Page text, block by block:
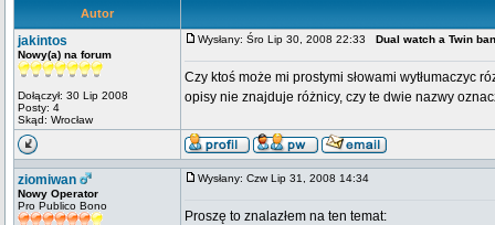
Autor
jakintos
Nowy(a) na forum
Dołączył: 30 Lip 2008
Posty: 4
Skąd: Wrocław
Wysłany: Śro Lip 30, 2008 22:33 Dual watch a Twin
Czy ktoś może mi prostymi słowami wytłumaczyc
opisy nie znajduje różnicy, czy te dwie nazwy
ziomiwan
Nowy Operator
Pro Publico Bono
Wysłany: Czw Lip 31, 2008 14:34
Proszę to znalazłem na ten temat: